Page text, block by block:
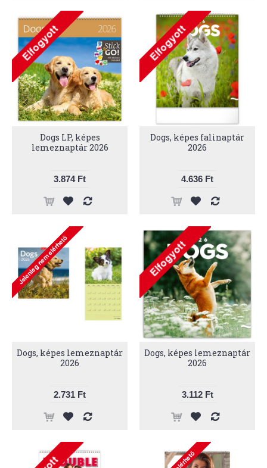
Dogs LP, képes
lemeznaptár 2026
3.874 Ft
Dogs, képes falinaptár
2026
4.636 Ft
Dogs, képes lemeznaptár
2026
2.731 Ft
Dogs, képes lemeznaptár
2026
3.112 Ft